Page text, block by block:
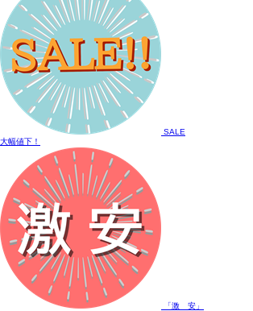
SALE
大幅値下！
「激 安」